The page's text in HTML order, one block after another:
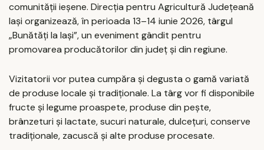
comunității ieșene. Direcția pentru Agricultură Județeană
Iași organizează, în perioada 13–14 iunie 2026, târgul
„Bunătăți la Iași”, un eveniment gândit pentru
promovarea producătorilor din județ și din regiune.
Vizitatorii vor putea cumpăra și degusta o gamă variată
de produse locale și tradiționale. La târg vor fi disponibile
fructe și legume proaspete, produse din pește,
brânzeturi și lactate, sucuri naturale, dulcețuri, conserve
tradiționale, zacuscă și alte produse procesate.